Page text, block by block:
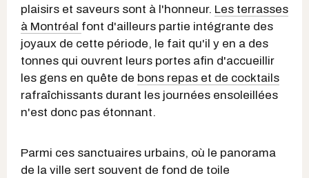
plaisirs et saveurs sont à l'honneur. Les terrasses
à Montréal font d'ailleurs partie intégrante des
joyaux de cette période, le fait qu'il y en a des
tonnes qui ouvrent leurs portes afin d'accueillir
les gens en quête de bons repas et de cocktails
rafraîchissants durant les journées ensoleillées
n'est donc pas étonnant.
Parmi ces sanctuaires urbains, où le panorama
de la ville sert souvent de fond de toile